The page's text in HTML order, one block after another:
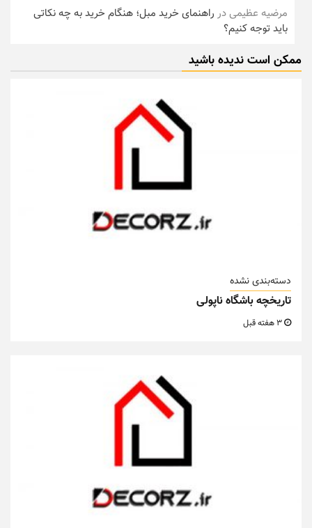
مرضیه عظیمیدر راهنمای خرید مبل؛ هنگام خرید به چه نکاتی
باید توجه کنیم؟
ممکن است ندیده باشید
دسته‌بندی نشده
تاریخچه باشگاه ناپولی